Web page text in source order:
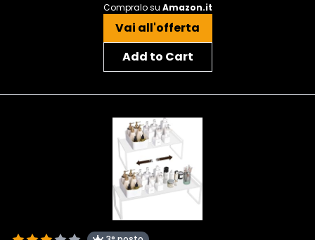
Compralo su Amazon.it
Vai all'offerta
Add to Cart